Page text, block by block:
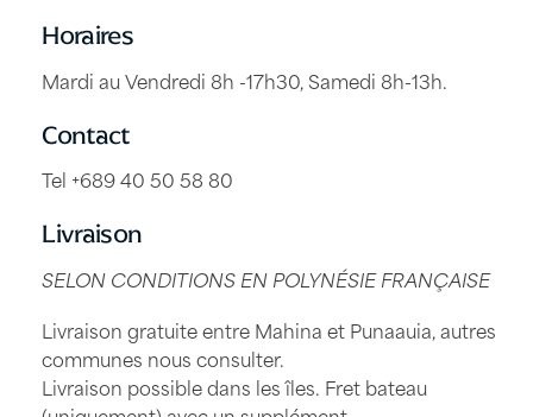
Horaires
Mardi au Vendredi 8h -17h30, Samedi 8h-13h.
Contact
Tel +689 40 50 58 80
Livraison
SELON CONDITIONS EN POLYNÉSIE FRANÇAISE
Livraison gratuite entre Mahina et Punaauia, autres
communes nous consulter.
Livraison possible dans les îles. Fret bateau